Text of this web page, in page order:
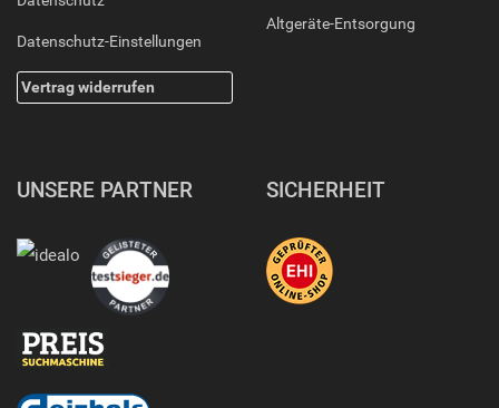
Datenschutz-Einstellungen
Vertrag widerrufen
Altgeräte-Entsorgung
UNSERE PARTNER SICHERHEIT